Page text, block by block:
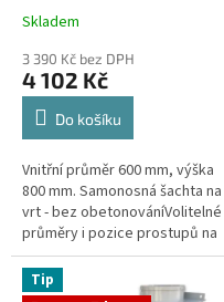
Průměrné
produktu
je
4,4
hvězdiček.
Skladem
3 390 Kč bez DPH
4 102 Kč
Do košíku
Vnitřní průměr 600 mm, výška
800 mm. Samonosná šachta na
vrt - bez obetonováníVolitelné
průměry i pozice prostupů na
pažení vrtu, hadice i elektřinu -
požadované průměry...
Tip